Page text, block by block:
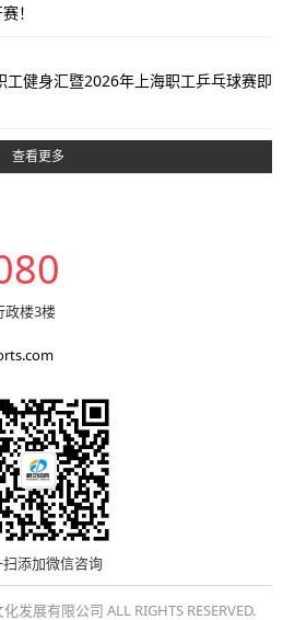
！
健身汇暨2026年上海职工乒乓球赛即
查看更多
政楼3楼
添加微信咨询
发展有限公司 ALL RIGHTS RESERVED.